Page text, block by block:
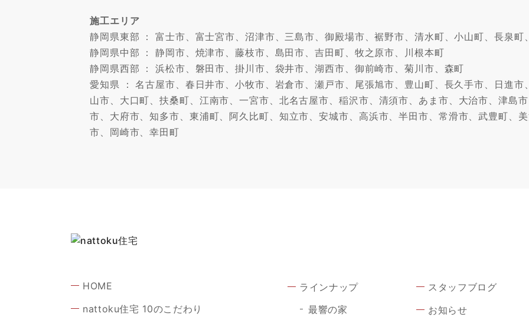
施工エリア
静岡県東部 ： 富士市、富士宮市、沼津市、三島市、御殿場市、裾野市、清水町、小山町、長泉
静岡県中部 ： 静岡市、焼津市、藤枝市、島田市、吉田町、牧之原市、川根本町
静岡県西部 ： 浜松市、磐田市、掛川市、袋井市、湖西市、御前崎市、菊川市、森町
愛知県 ： 名古屋市、春日井市、小牧市、岩倉市、瀬戸市、尾張旭市、豊山町、長久手市、日進
山市、大口町、扶桑町、江南市、一宮市、北名古屋市、稲沢市、清須市、あま市、大治市、津島
市、大府市、知多市、東浦町、阿久比町、知立市、安城市、高浜市、半田市、常滑市、武豊町、
市、岡崎市、幸田町
HOME
nattoku住宅 10のこだわり
ラインナップ
最響の家
スタッフブログ
お知らせ